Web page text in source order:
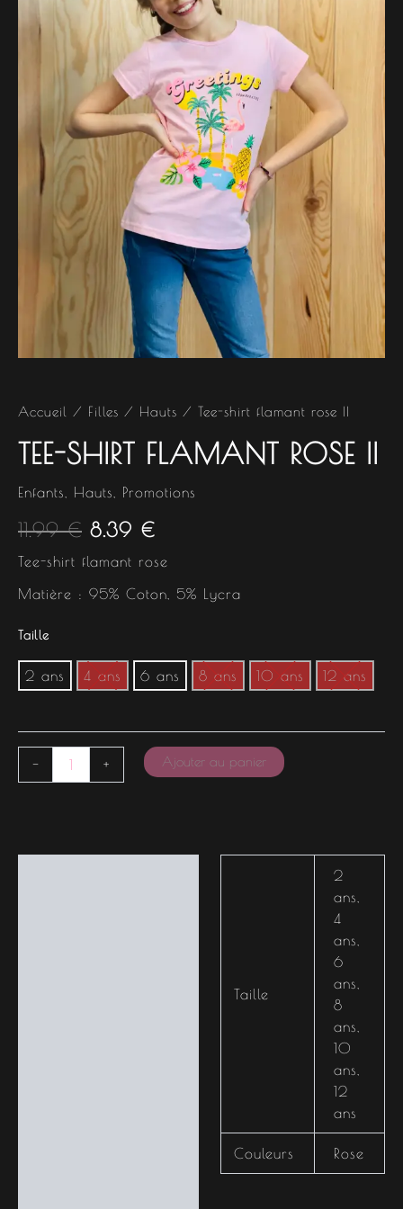
Accueil / Filles / Hauts / Tee-shirt flamant rose II
TEE-SHIRT FLAMANT ROSE II
Enfants Hauts Promotions
11.99€
11.99 €.
8.39 €
8.39 €.
Tee-shirt flamant rose
Matière : 95% Coton, 5% Lycra
Taille
2 ans 4 ans 6 ans 8 ans 10 ans 12 ans
- + Ajouter au panier
Taille
2
ans
4
ans
6
ans
8
ans
10
ans
12
ans
Couleurs Rose